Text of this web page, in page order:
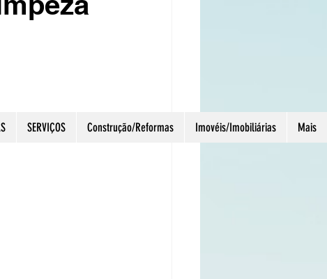
SERVIÇOS Construção/Reformas Imovéis/Imobiliárias Mais